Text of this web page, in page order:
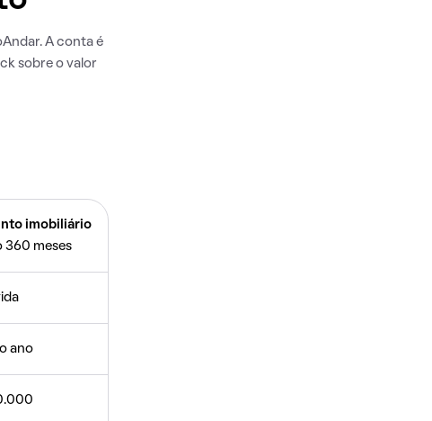
A conta é
sobre o valor
imobiliário
360 meses
ano